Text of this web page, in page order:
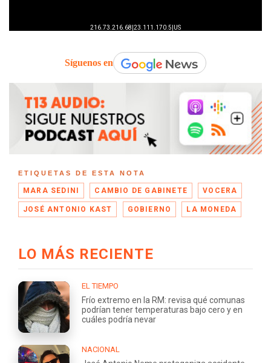
Síguenos en
ETIQUETAS DE ESTA NOTA
MARA SEDINI CAMBIO DE GABINETE VOCERA
JOSÉ ANTONIO KAST GOBIERNO LA MONEDA
LO MÁS RECIENTE
EL TIEMPO
Frío extremo en la RM: revisa qué comunas
podrían tener temperaturas bajo cero y en
cuáles podría nevar
NACIONAL